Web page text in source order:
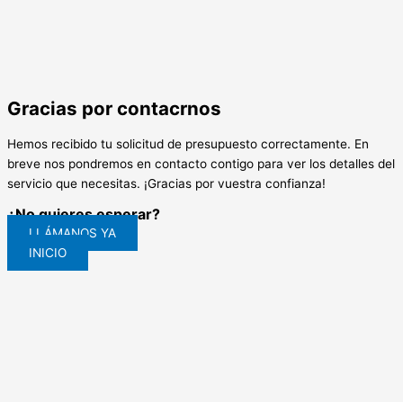
Gracias por contacrnos
Hemos recibido tu solicitud de presupuesto correctamente. En
breve nos pondremos en contacto contigo para ver los detalles del
servicio que necesitas. ¡Gracias por vuestra confianza!
¿No quieres esperar?
LLÁMANOS YA
INICIO